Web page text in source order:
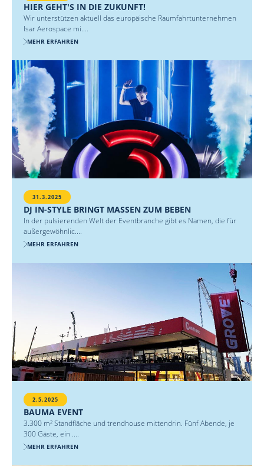
HIER GEHT'S IN DIE ZUKUNFT!
Wir unterstützen aktuell das europäische Raumfahrtunternehmen
Isar Aerospace mi....
MEHR ERFAHREN
31.3.2025
DJ IN-STYLE BRINGT MASSEN ZUM BEBEN
In der pulsierenden Welt der Eventbranche gibt es Namen, die für
außergewöhnlic....
MEHR ERFAHREN
2.5.2025
BAUMA EVENT
3.300 m² Standfläche und trendhouse mittendrin. Fünf Abende, je
300 Gäste, ein ....
MEHR ERFAHREN